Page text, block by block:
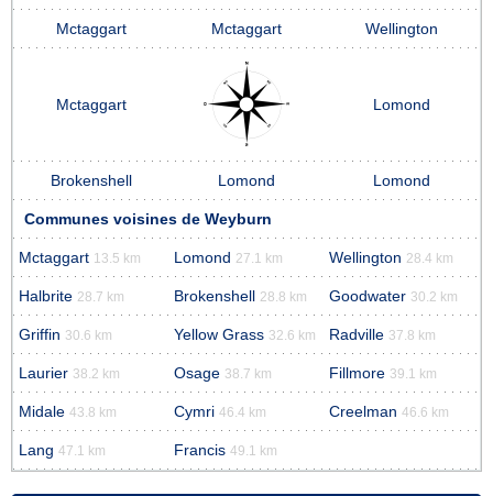
Mctaggart Mctaggart Wellington
Mctaggart Lomond
Brokenshell Lomond Lomond
Communes voisines de Weyburn
Mctaggart 13.5 km Lomond 27.1 km Wellington 28.4 km
Halbrite 28.7 km Brokenshell 28.8 km Goodwater 30.2 km
Griffin 30.6 km Yellow Grass 32.6 km Radville 37.8 km
Laurier 38.2 km Osage 38.7 km Fillmore 39.1 km
Midale 43.8 km Cymri 46.4 km Creelman 46.6 km
Lang 47.1 km Francis 49.1 km